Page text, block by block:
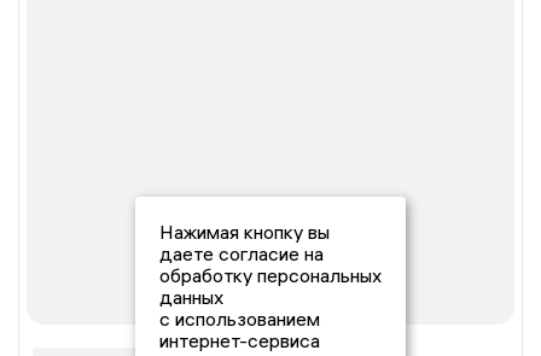
Нажимая кнопку вы
даете согласие на
обработку персональных
данных
с использованием
интернет-сервиса